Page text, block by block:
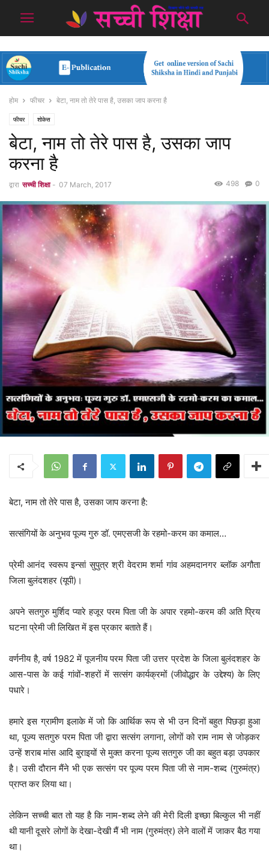
होम फीचर बेटा, नाम तो तेरे पास है, उसका जाप करना है
फीचर शोकेस
बेटा, नाम तो तेरे पास है, उसका जाप
करना है
द्वारा सच्ची शिक्षा - 07 March, 2017 0
498
बेटा, नाम तो तेरे पास है, उसका जाप करना है:
सत्संगियों के अनुभव पूज्य गुरु डॉ. एमएसजी के रहमो-करम का कमाल…
प्रेमी आनंद स्वरूप इन्सां सुपुत्र श्री वेदराम शर्मा गांव अहमदानगर ब्लॉक अगौता
जिला बुलंदशहर (यूपी)।
अपने सतगुरु मुर्शिद प्यारे हजूर परम पिता जी के अपार रहमो-करम की अति प्रिय
घटना प्रेमी जी लिखित में इस प्रकार बताते हैं।
वर्णनीय है, वर्ष 1982 में पूजनीय परम पिता जी उत्तर प्रदेश के जिला बुलंदशहर के
आस-पास के कई गांवों-शहरों में सत्संग कार्यक्रमों (जीवोद्धार के उद्देश्य) के लिए
पधारे।
हमारे इस ग्रामीण इलाके में जो कि आर्थिक रूप से भी उन दिनों बहुत पिछड़ा हुआ
था, पूज्य सतगुरु परम पिता जी द्वारा सत्संग लगाना, लोगों को राम नाम से जोड़कर
उन्हें शराब मांस आदि बुराइयों से मुक्त करना पूज्य सतगुरु जी का बहुत बड़ा उपकार
है। उसी दौरान मैंने भी एक सत्संग पर पूज्य परम पिता जी से नाम-शब्द (गुरुमंत्र)
प्राप्त कर लिया था।
लेकिन सच्ची बात तो यह है कि नाम-शब्द लेने की मेरी दिली इच्छा बिल्कुल भी नहीं
थी यानी दूसरे लोगों के देखा-देखी मैं भी नाम (गुरुमंत्र) लेने वालों में जाकर बैठ गया
था।